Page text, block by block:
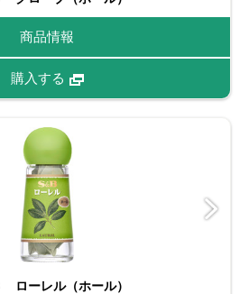
商品情報
購入する
ローレル（ホール）